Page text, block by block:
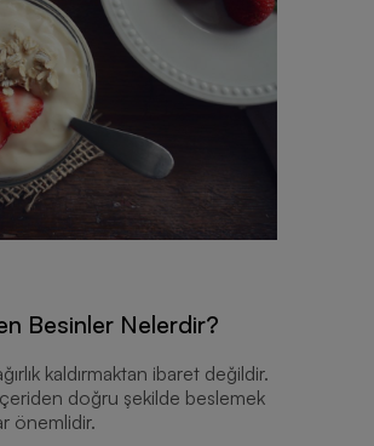
Besinler Nelerdir?
kaldırmaktan ibaret değildir.
doğru şekilde beslemek
önemlidir.